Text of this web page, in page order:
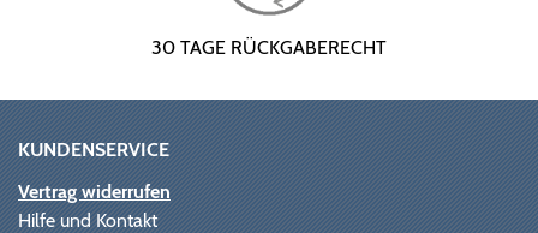
30 TAGE RÜCKGABERECHT
KUNDENSERVICE
Vertrag widerrufen
Hilfe und Kontakt